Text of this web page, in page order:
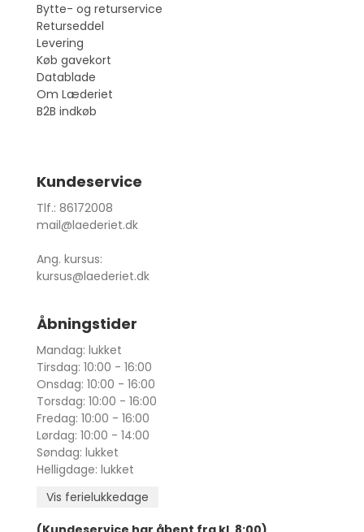
Bytte- og returservice
Returseddel
Levering
Køb gavekort
Datablade
Om Læderiet
B2B indkøb
Kundeservice
Tlf.: 86172008
mail@laederiet.dk
Ang. kursus:
kursus@laederiet.dk
Åbningstider
Mandag: lukket
Tirsdag: 10:00 - 16:00
Onsdag: 10:00 - 16:00
Torsdag: 10:00 - 16:00
Fredag: 10:00 - 16:00
Lørdag: 10:00 - 14:00
Søndag: lukket
Helligdage: lukket
Vis ferielukkedage